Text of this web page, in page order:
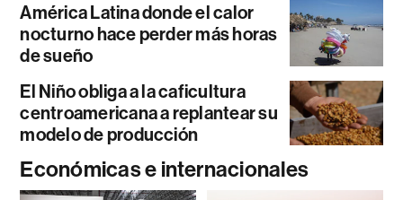
América Latina donde el calor
nocturno hace perder más horas
de sueño
El Niño obliga a la caficultura
centroamericana a replantear su
modelo de producción
Económicas e internacionales